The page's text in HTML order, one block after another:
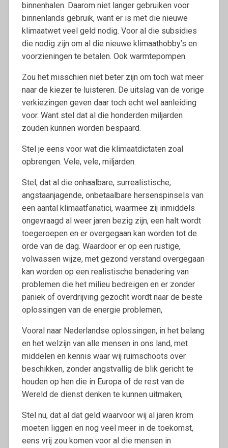
binnenhalen. Daarom niet langer gebruiken voor
binnenlands gebruik, want er is met die nieuwe
klimaatwet veel geld nodig. Voor al die subsidies
die nodig zijn om al die nieuwe klimaathobby’s en
voorzieningen te betalen. Ook warmtepompen.
Zou het misschien niet beter zijn om toch wat meer
naar de kiezer te luisteren. De uitslag van de vorige
verkiezingen geven daar toch echt wel aanleiding
voor. Want stel dat al die honderden miljarden
zouden kunnen worden bespaard.
Stel je eens voor wat die klimaatdictaten zoal
opbrengen. Vele, vele, miljarden.
Stel, dat al die onhaalbare, surrealistische,
angstaanjagende, onbetaalbare hersenspinsels van
een aantal klimaatfanatici, waarmee zij inmiddels
ongevraagd al weer jaren bezig zijn, een halt wordt
toegeroepen en er overgegaan kan worden tot de
orde van de dag. Waardoor er op een rustige,
volwassen wijze, met gezond verstand overgegaan
kan worden op een realistische benadering van
problemen die het milieu bedreigen en er zonder
paniek of overdrijving gezocht wordt naar de beste
oplossingen van de energie problemen,
Vooral naar Nederlandse oplossingen, in het belang
en het welzijn van alle mensen in ons land, met
middelen en kennis waar wij ruimschoots over
beschikken, zonder angstvallig de blik gericht te
houden op hen die in Europa of de rest van de
Wereld de dienst denken te kunnen uitmaken,
Stel nu, dat al dat geld waarvoor wij al jaren krom
moeten liggen en nog veel meer in de toekomst,
eens vrij zou komen voor al die mensen in